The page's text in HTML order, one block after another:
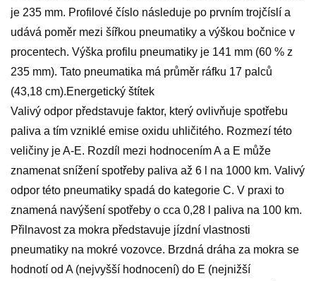
je 235 mm. Profilové číslo následuje po prvním trojčíslí a
udává poměr mezi šířkou pneumatiky a výškou bočnice v
procentech. Výška profilu pneumatiky je 141 mm (60 % z
235 mm). Tato pneumatika má průměr ráfku 17 palců
(43,18 cm).Energetický štítek
Valivý odpor představuje faktor, který ovlivňuje spotřebu
paliva a tím vzniklé emise oxidu uhličitého. Rozmezí této
veličiny je A-E. Rozdíl mezi hodnocením A a E může
znamenat snížení spotřeby paliva až 6 l na 1000 km. Valivý
odpor této pneumatiky spadá do kategorie C. V praxi to
znamená navýšení spotřeby o cca 0,28 l paliva na 100 km.
Přilnavost za mokra představuje jízdní vlastnosti
pneumatiky na mokré vozovce. Brzdná dráha za mokra se
hodnotí od A (nejvyšší hodnocení) do E (nejnižší